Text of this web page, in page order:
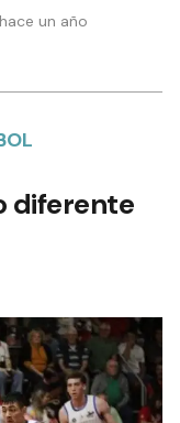
un año
diferente